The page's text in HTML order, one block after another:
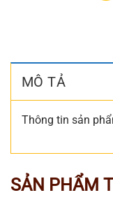
MÔ TẢ
Thông tin sản
SẢN PHẨM